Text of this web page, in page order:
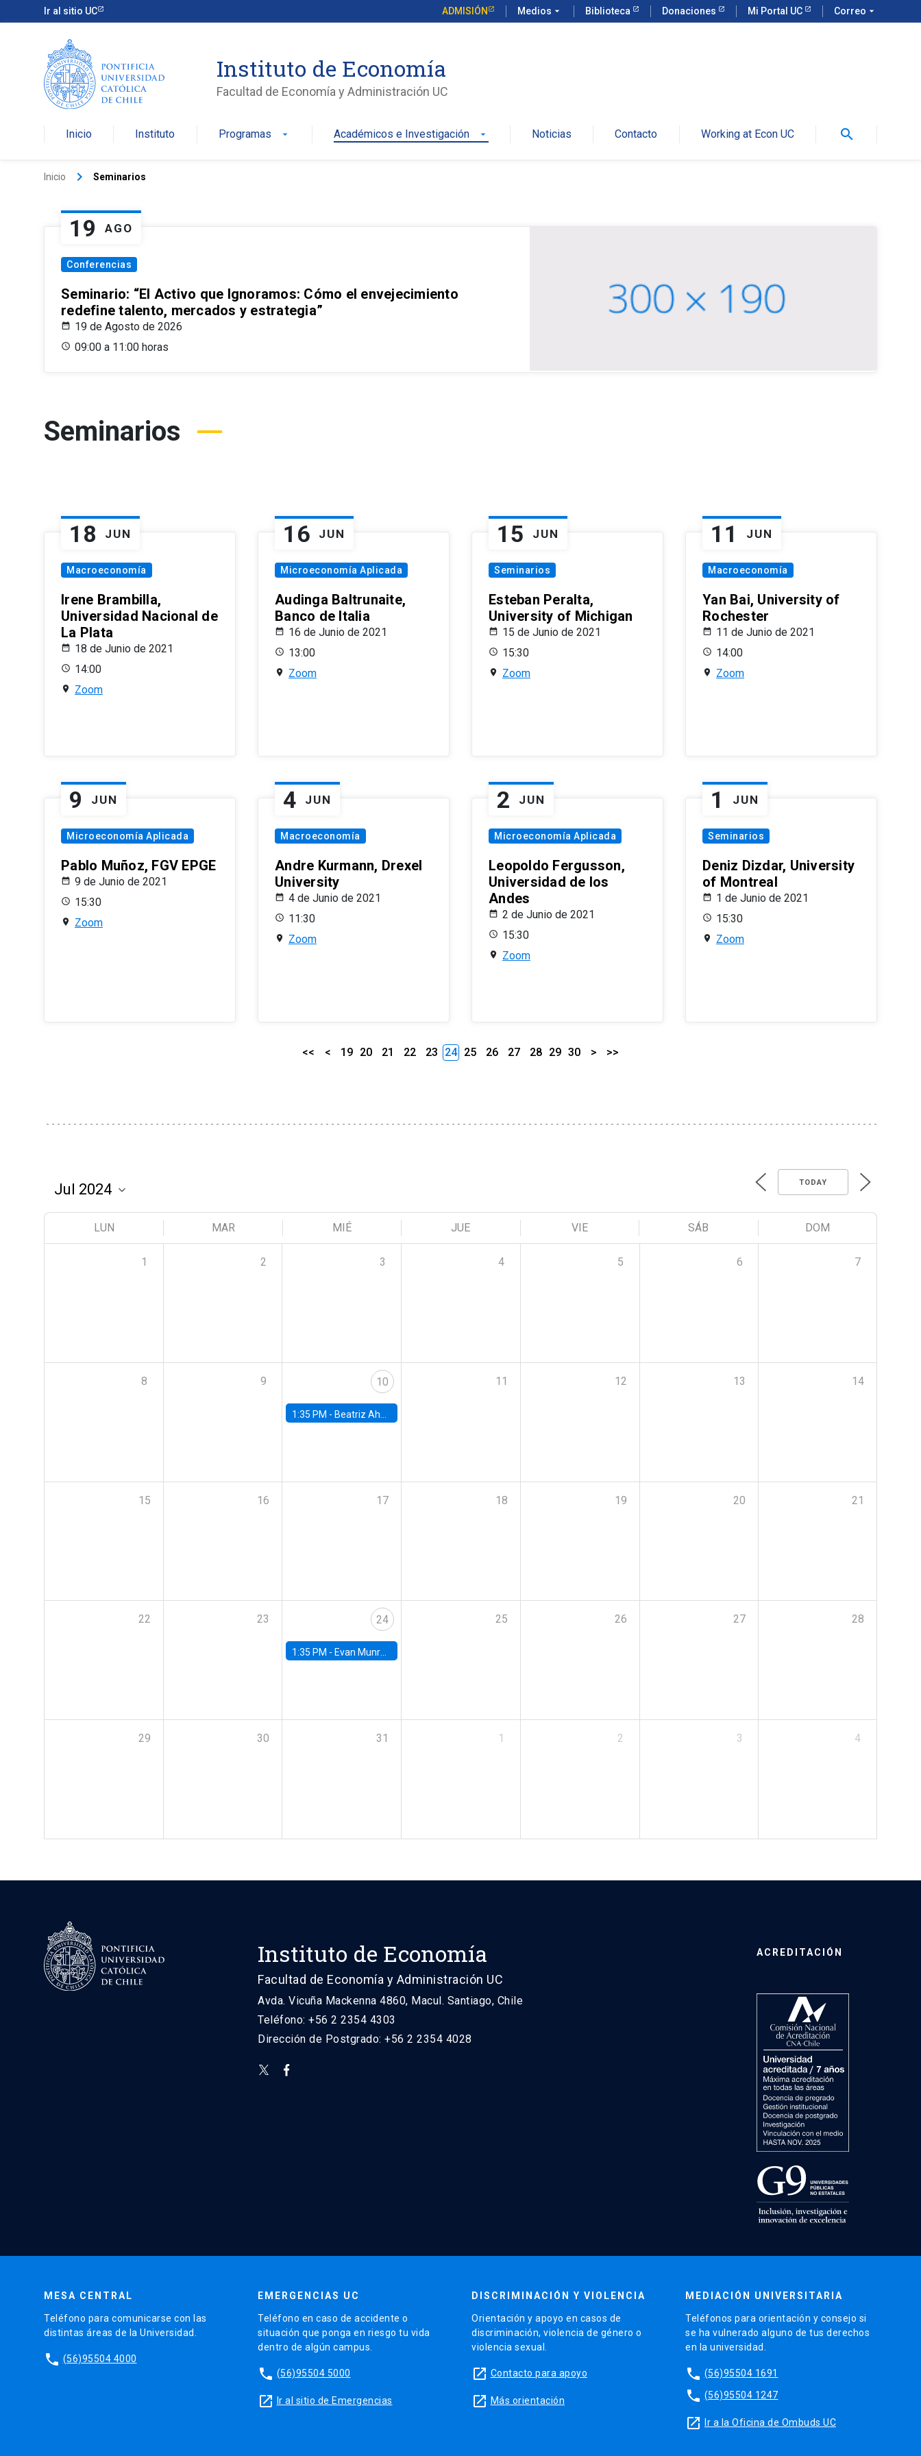
Ir al sitio UC ADMISIÓN Medios arrow_drop_down Biblioteca Donaciones Mi Portal UC Correo arrow_drop_down
Instituto de Economía
Facultad de Economía y Administración UC
Inicio Instituto Programas arrow_drop_down Académicos e Investigación arrow_drop_down Noticias Contacto Working at Econ UC search
Inicio keyboard_arrow_right Seminarios
19 AGO
Conferencias
Seminario: “El Activo que Ignoramos: Cómo el envejecimiento
redefine talento, mercados y estrategia”
19 de Agosto de 2026
09:00 a 11:00 horas
Seminarios
18 JUN
Macroeconomía
Irene Brambilla,
Universidad Nacional de
La Plata
18 de Junio de 2021
14:00
Zoom
16 JUN
Microeconomía Aplicada
Audinga Baltrunaite,
Banco de Italia
16 de Junio de 2021
13:00
Zoom
15 JUN
Seminarios
Esteban Peralta,
University of Michigan
15 de Junio de 2021
15:30
Zoom
11 JUN
Macroeconomía
Yan Bai, University of
Rochester
11 de Junio de 2021
14:00
Zoom
9 JUN
Microeconomía Aplicada
Pablo Muñoz, FGV EPGE
9 de Junio de 2021
15:30
Zoom
4 JUN
Macroeconomía
Andre Kurmann, Drexel
University
4 de Junio de 2021
11:30
Zoom
2 JUN
Microeconomía Aplicada
Leopoldo Fergusson,
Universidad de los
Andes
2 de Junio de 2021
15:30
Zoom
1 JUN
Seminarios
Deniz Dizdar, University
of Montreal
1 de Junio de 2021
15:30
Zoom
<< < 19 20 21 22 23 24 25 26 27 28 29 30 > >>
TODAY
LUN MAR MIÉ JUE VIE SÁB DOM
1 2 3 4 5 6 7
8 9 10
1:35 PM - Beatriz Ahumada, PhD candidate, Universidad de Pittsburgh
11 12 13 14
15 16 17 18 19 20 21
22 23 24
1:35 PM - Evan Munro, Neyman Visiting Assistant Professor in the Department of Statistics at UC Berkeley
25 26 27 28
29 30 31 1 2 3 4
Instituto de Economía
Facultad de Economía y Administración UC
Avda. Vicuña Mackenna 4860, Macul. Santiago, Chile
Teléfono: +56 2 2354 4303
Dirección de Postgrado: +56 2 2354 4028
ACREDITACIÓN
MESA CENTRAL
Teléfono para comunicarse con las
distintas áreas de la Universidad.
phone (56)95504 4000
EMERGENCIAS UC
Teléfono en caso de accidente o
situación que ponga en riesgo tu vida
dentro de algún campus.
phone (56)95504 5000
launch Ir al sitio de Emergencias
DISCRIMINACIÓN Y VIOLENCIA
Orientación y apoyo en casos de
discriminación, violencia de género o
violencia sexual.
launch Contacto para apoyo
launch Más orientación
MEDIACIÓN UNIVERSITARIA
Teléfonos para orientación y consejo si
se ha vulnerado alguno de tus derechos
en la universidad.
phone (56)95504 1691
phone (56)95504 1247
launch Ir a la Oficina de Ombuds UC